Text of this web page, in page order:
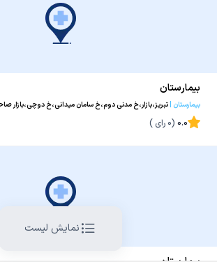
بیمارستان
بیمارستان |تبریز،بازار،خ مدنی دوم،خ سامان میدانی،خ دوچی،بازار
0.0
(
0رای )
نمایش لیست